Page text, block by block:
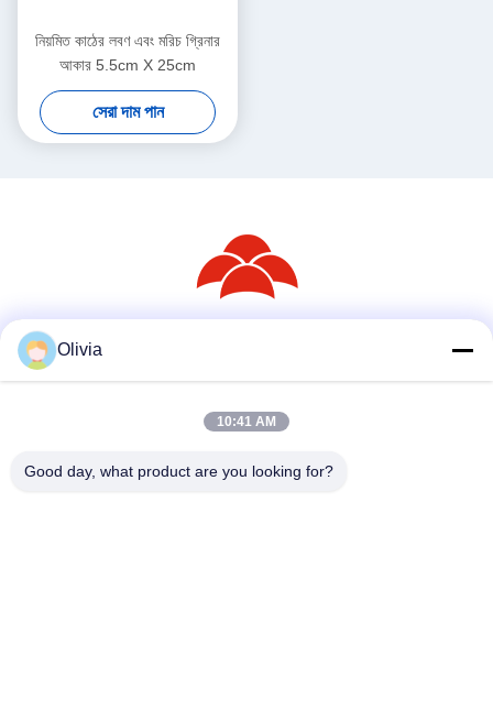
নিয়মিত কাঠের লবণ এবং মরিচ গ্রিনার
আকার 5.5cm X 25cm
সেরা দাম পান
Olivia
10:41 AM
Good day, what product are you looking for?